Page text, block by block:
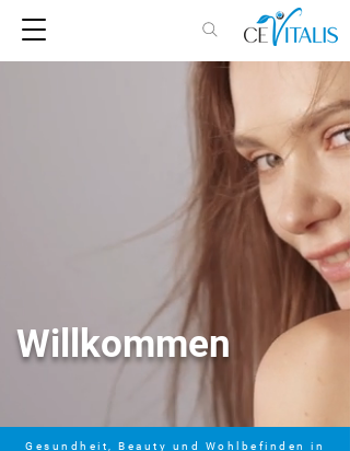
Willkommen
Gesundheit, Beauty und Wohlbefinden in